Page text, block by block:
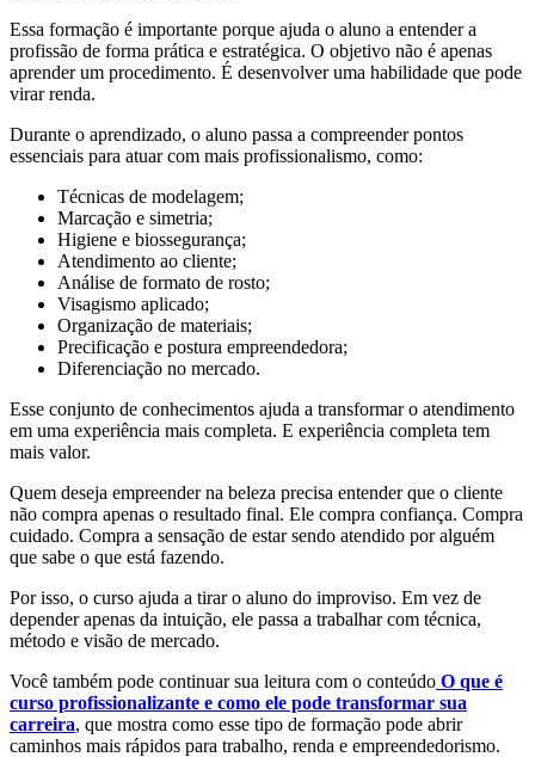
Essa formação é importante porque ajuda o aluno a entender a
profissão de forma prática e estratégica. O objetivo não é apenas
aprender um procedimento. É desenvolver uma habilidade que pode
virar renda.
Durante o aprendizado, o aluno passa a compreender pontos
essenciais para atuar com mais profissionalismo, como:
Técnicas de modelagem;
Marcação e simetria;
Higiene e biossegurança;
Atendimento ao cliente;
Análise de formato de rosto;
Visagismo aplicado;
Organização de materiais;
Precificação e postura empreendedora;
Diferenciação no mercado.
Esse conjunto de conhecimentos ajuda a transformar o atendimento
em uma experiência mais completa. E experiência completa tem
mais valor.
Quem deseja empreender na beleza precisa entender que o cliente
não compra apenas o resultado final. Ele compra confiança. Compra
cuidado. Compra a sensação de estar sendo atendido por alguém
que sabe o que está fazendo.
Por isso, o curso ajuda a tirar o aluno do improviso. Em vez de
depender apenas da intuição, ele passa a trabalhar com técnica,
método e visão de mercado.
Você também pode continuar sua leitura com o conteúdo O que é
curso profissionalizante e como ele pode transformar sua
carreira, que mostra como esse tipo de formação pode abrir
caminhos mais rápidos para trabalho, renda e empreendedorismo.